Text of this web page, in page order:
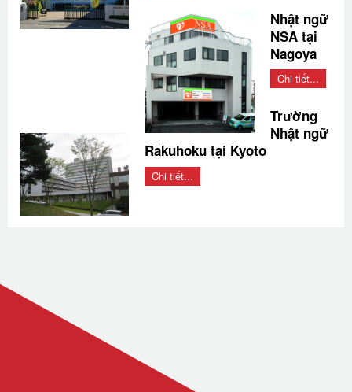
Nhật ngữ
NSA tại
Nagoya
Chi tiết...
Trường
Nhật ngữ
Rakuhoku tại Kyoto
Chi tiết...